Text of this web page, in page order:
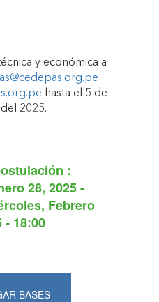
y económica a
hasta el 5 de
2025.
:
28, 2025 -
Febrero
- 18:00
BASES